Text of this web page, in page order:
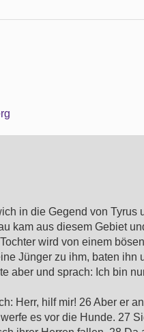
in die Gegend von Tyrus
kam aus diesem Gebiet
wird von einem
Jünger zu ihm, baten ihn
aber und sprach: Ich bin
Herr, hilf mir! 26 Aber er
es vor die Hunde. 27